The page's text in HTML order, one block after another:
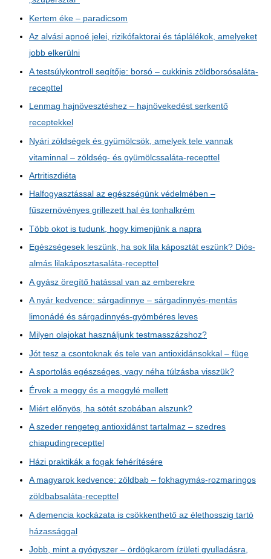
Kertem éke – paradicsom
Az alvási apnoé jelei, rizikófaktorai és táplálékok, amelyeket
jobb elkerülni
A testsúlykontroll segítője: borsó – cukkinis zöldborsósaláta-
recepttel
Lenmag hajnövesztéshez – hajnövekedést serkentő
receptekkel
Nyári zöldségek és gyümölcsök, amelyek tele vannak
vitaminnal – zöldség- és gyümölcssaláta-recepttel
Artritiszdiéta
Halfogyasztással az egészségünk védelmében –
fűszernövényes grillezett hal és tonhalkrém
Több okot is tudunk, hogy kimenjünk a napra
Egészségesek leszünk, ha sok lila káposztát eszünk? Diós-
almás lilakáposztasaláta-recepttel
A gyász öregítő hatással van az emberekre
A nyár kedvence: sárgadinnye – sárgadinnyés-mentás
limonádé és sárgadinnyés-gyömbéres leves
Milyen olajokat használjunk testmasszázshoz?
Jót tesz a csontoknak és tele van antioxidánsokkal – füge
A sportolás egészséges, vagy néha túlzásba visszük?
Érvek a meggy és a meggylé mellett
Miért előnyös, ha sötét szobában alszunk?
A szeder rengeteg antioxidánst tartalmaz – szedres
chiapudingrecepttel
Házi praktikák a fogak fehérítésére
A magyarok kedvence: zöldbab – fokhagymás-rozmaringos
zöldbabsaláta-recepttel
A demencia kockázata is csökkenthető az élethosszig tartó
házassággal
Jobb, mint a gyógyszer – ördögkarom ízületi gyulladásra,